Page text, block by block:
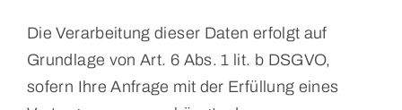
Die Verarbeitung dieser Daten erfolgt auf
Grundlage von Art. 6 Abs. 1 lit. b DSGVO,
sofern Ihre Anfrage mit der Erfüllung eines